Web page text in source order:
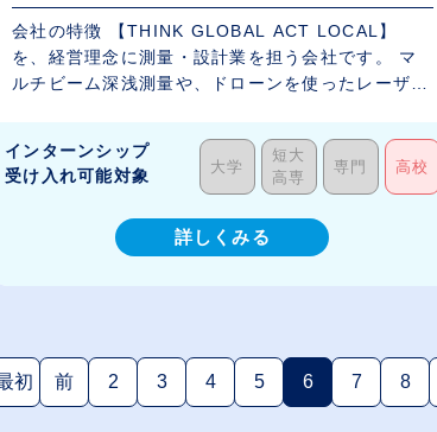
会社の特徴 【THINK GLOBAL ACT LOCAL】
を、経営理念に測量・設計業を担う会社です。 マ
ルチビーム深浅測量や、ドローンを使ったレーザー
インターンシップ
受け入れ可能対象
大学
短大
高専
専門 高校
詳しくみる
初 前 2 3 4 5 6(現在のページ)
7 8